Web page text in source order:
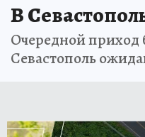
В
Очередной приход
Севастополь